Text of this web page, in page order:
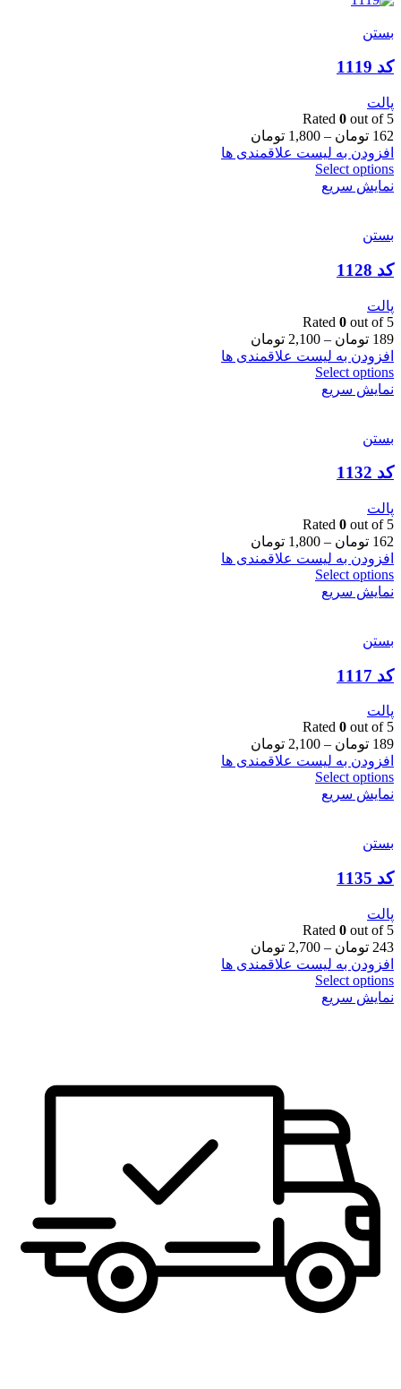
بستن
کد 1119
پالت
Rated 0 out of 5
162 تومان –
1,800 تومان
افزودن به لیست علاقمندی ها
Select options
نمایش سریع
بستن
کد 1128
پالت
Rated 0 out of 5
189 تومان –
2,100 تومان
افزودن به لیست علاقمندی ها
Select options
نمایش سریع
بستن
کد 1132
پالت
Rated 0 out of 5
162 تومان –
1,800 تومان
افزودن به لیست علاقمندی ها
Select options
نمایش سریع
بستن
کد 1117
پالت
Rated 0 out of 5
189 تومان –
2,100 تومان
افزودن به لیست علاقمندی ها
Select options
نمایش سریع
بستن
کد 1135
پالت
Rated 0 out of 5
243 تومان –
2,700 تومان
افزودن به لیست علاقمندی ها
Select options
نمایش سریع